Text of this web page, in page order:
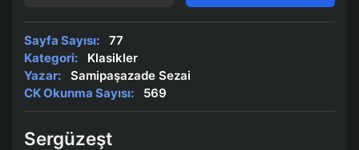
Sayfa Sayısı:
77
Kategori:
Klasikler
Yazar:
Samipaşazade Sezai
CK Okunma Sayısı:
569
Sergüzeşt